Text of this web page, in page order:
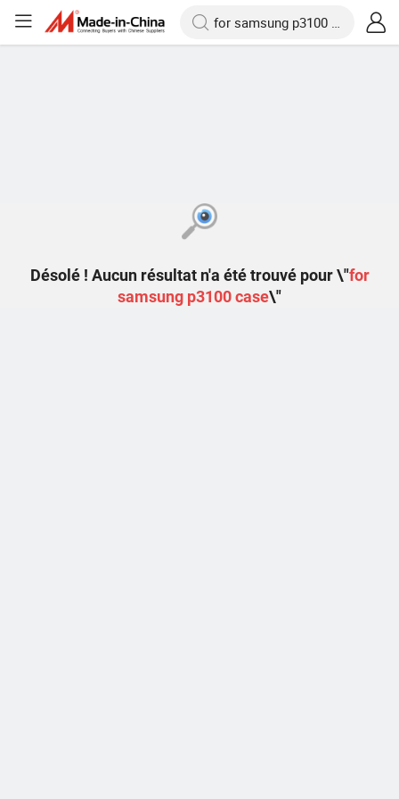
Désolé ! Aucun résultat n'a été trouvé pour \"for
samsung p3100 case\"